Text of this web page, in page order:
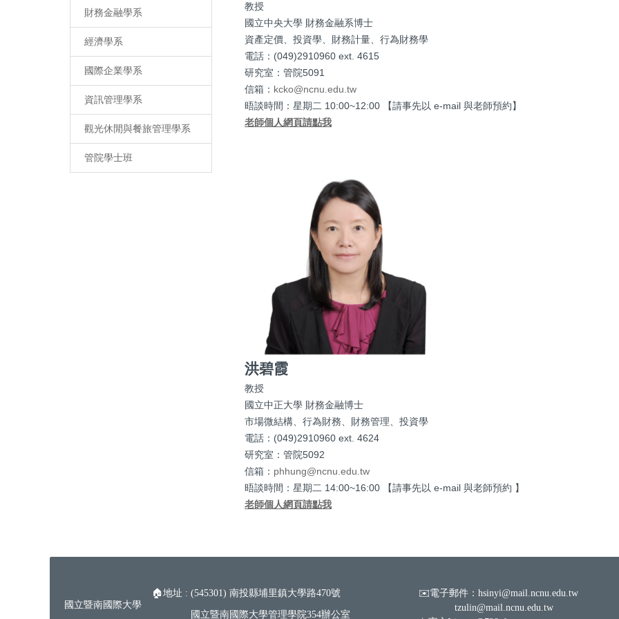
財務金融學系
經濟學系
國際企業學系
資訊管理學系
觀光休閒與餐旅管理學系
管院學士班
教授
國立中央大學 財務金融系博士
資產定價、投資學、財務計量、行為財務學
電話：(049)2910960 ext. 4615
研究室：管院5091
信箱： kcko@ncnu.edu.tw
晤談時間：星期二 10:00~12:00 【請事先以 e-mail 與老師預約】
老師個人網頁請點我
洪碧霞
教授
國立中正大學 財務金融博士
市場微結構、行為財務、財務管理、投資學
電話：(049)2910960 ext. 4624
研究室：管院5092
信箱： phhung@ncnu.edu.tw
晤談時間：星期二 14:00~16:00 【請事先以 e-mail 與老師預約 】
老師個人網頁請點我
國立暨南國際大學
🏠地址 : (545301) 南投縣埔里鎮大學路470號
國立暨南國際大學管理學院354辦公室
✉️電子郵件：hsinyi@mail.ncnu.edu.tw
tzulin@mail.ncnu.edu.tw